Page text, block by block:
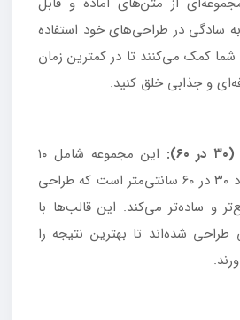
سادگی در طراحی‌های خود استفاده
کمک می‌کنند تا در کمترین زمان
و جذابی خلق کنید.
این مجموعه شامل ۱۰
برگ قالب آماده با ابعاد ۳۰ در ۶۰ سانتی‌متر است که طراحی
و ساده‌تر می‌کند. این قالب‌ها با
شده‌اند تا بهترین نتیجه را